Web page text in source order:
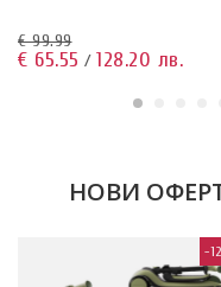
€ 99.99
€ 65.55 / 128.20 лв.
НОВИ
-